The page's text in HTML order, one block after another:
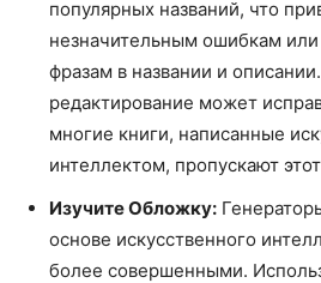
популярных названий, что
незначительным ошибкам
фразам в названии и
редактирование может
многие книги, написанные
интеллектом, пропускают
Изучите Обложку:
основе искусственного
более совершенными.